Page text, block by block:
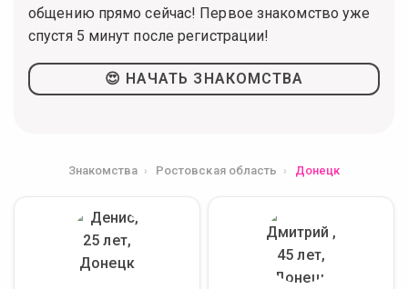
общению прямо сейчас! Первое знакомство уже
спустя 5 минут после регистрации!
😍 НАЧАТЬ ЗНАКОМСТВА
Знакомства Ростовская область Донецк